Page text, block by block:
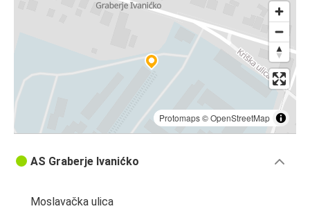
Protomaps©OpenStreetMap
AS Graberje Ivanićko
Moslavačka ulica